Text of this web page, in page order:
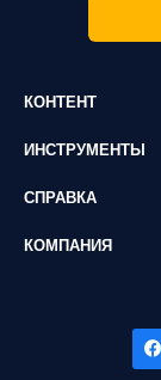
КОНТЕНТ
ИНСТРУМЕНТЫ
СПРАВКА
КОМПАНИЯ